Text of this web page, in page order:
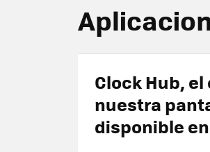
Clock Hub,
nuestra
disponible